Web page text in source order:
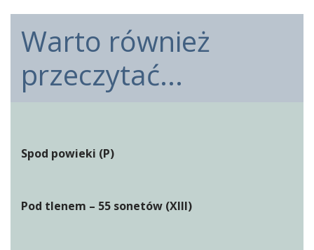
Warto również
przeczytać...
Spod powieki (P)
Pod tlenem – 55 sonetów (XIII)